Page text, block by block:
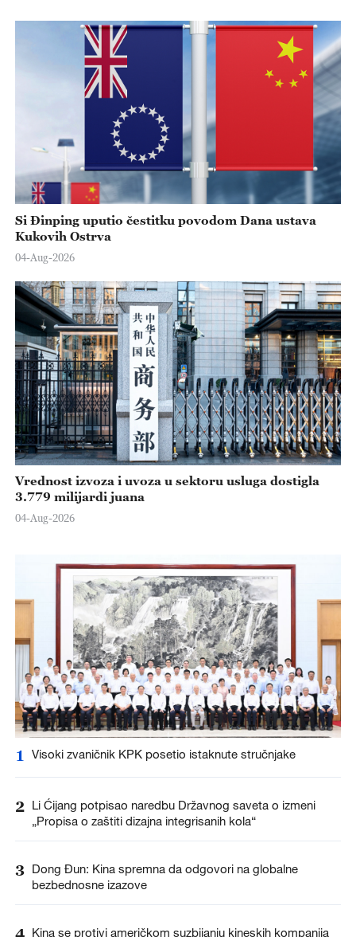
Si Đinping uputio čestitku povodom Dana ustava
Kukovih Ostrva
04-Aug-2026
Vrednost izvoza i uvoza u sektoru usluga dostigla
3.779 milijardi juana
04-Aug-2026
1 Visoki zvaničnik KPK posetio istaknute stručnjake
2 Li Ćijang potpisao naredbu Državnog saveta o izmeni
„Propisa o zaštiti dizajna integrisanih kola“
3 Dong Đun: Kina spremna da odgovori na globalne
bezbednosne izazove
Kina se protivi američkom suzbijanju kineskih kompanija